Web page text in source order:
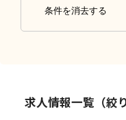
条件を消去する
求人情報一覧（絞